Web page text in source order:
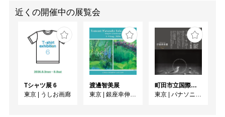
近くの開催中の展覧会
Tシャツ展 6
東京
うしお画廊
渡邊智美展
東京
銀座幸伸ギャラリー
町田市立国際版画美術館所蔵 長谷川潔展 ーパリに生きた銅版画家の軌跡
東京
パナソニック汐留美術館